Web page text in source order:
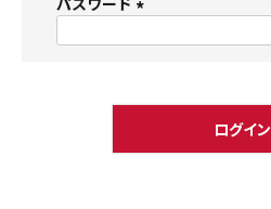
ようこそ ゲスト 様
)
ログイン